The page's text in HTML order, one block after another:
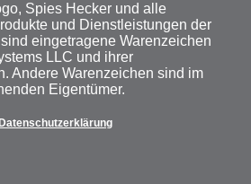
Spies Hecker und alle
und Dienstleistungen der
eingetragene Warenzeichen
LLC und ihrer
Andere Warenzeichen sind im
Eigentümer.
Datenschutzerklärung